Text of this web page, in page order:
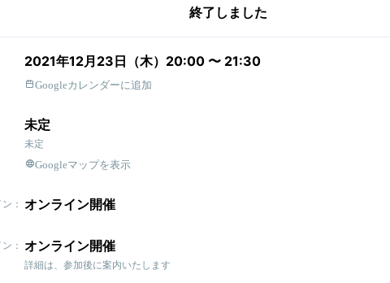
終了しました
2021年12月23日（木）20:00 〜 21:30
Googleカレンダーに追加
未定
未定
Googleマップを表示
： オンライン開催
： オンライン開催
詳細は、参加後に案内いたします